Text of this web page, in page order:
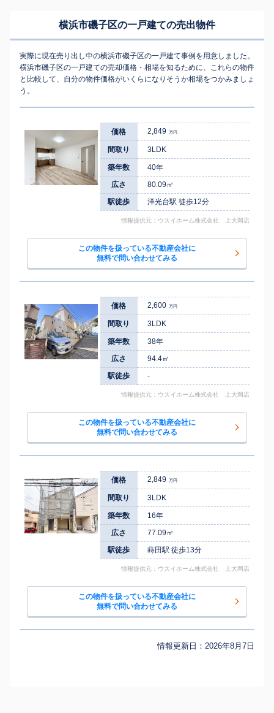
横浜市磯子区の一戸建ての売出物件
実際に現在売り出し中の横浜市磯子区の一戸建て事例を用意しました。
横浜市磯子区の一戸建ての売却価格・相場を知るために、これらの物件
と比較して、自分の物件価格がいくらになりそうか相場をつかみましょ
う。
価格 2,849 万円
間取り 3LDK
築年数
40年
広さ
80.09㎡
駅徒歩
洋光台駅 徒歩12分
情報提供元：ウスイホーム株式会社 上大岡店
この物件を扱っている不動産会社に
無料で問い合わせてみる
価格 2,600 万円
間取り 3LDK
築年数
38年
広さ
94.4㎡
駅徒歩
-
情報提供元：ウスイホーム株式会社 上大岡店
この物件を扱っている不動産会社に
無料で問い合わせてみる
価格 2,849 万円
間取り 3LDK
築年数
16年
広さ
77.09㎡
駅徒歩
蒔田駅 徒歩13分
情報提供元：ウスイホーム株式会社 上大岡店
この物件を扱っている不動産会社に
無料で問い合わせてみる
情報更新日： 2026年8月7日